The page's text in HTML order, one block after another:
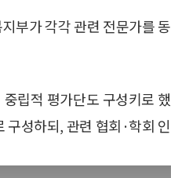
부가 각각 관련 전문가를 동
립적 평가단도 구성키로 했
성하되, 관련 협회·학회 인